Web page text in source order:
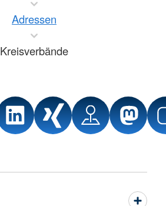
Adressen
Kreisverbände